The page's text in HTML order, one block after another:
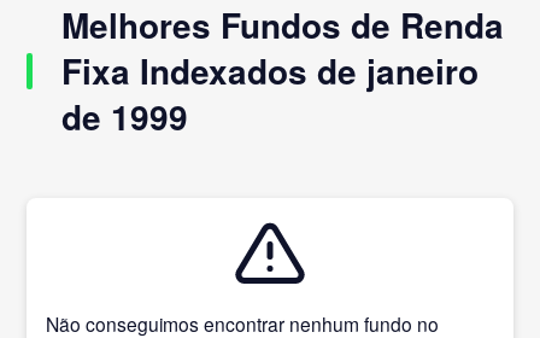
Melhores Fundos de Renda
Fixa Indexados de janeiro
de 1999
Não conseguimos encontrar nenhum fundo no